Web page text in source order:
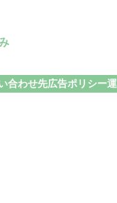
合わせ先広告ポリシー